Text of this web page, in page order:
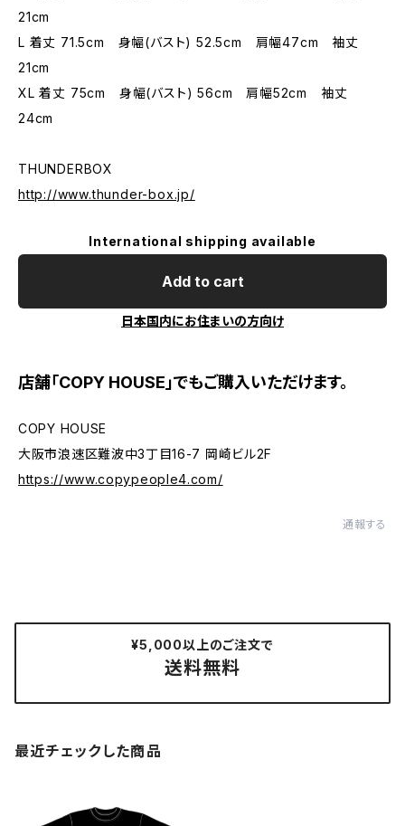
21cm
L 着丈 71.5cm 身幅(バスト) 52.5cm 肩幅47cm 袖丈
21cm
XL 着丈 75cm 身幅(バスト) 56cm 肩幅52cm 袖丈
24cm
THUNDERBOX
http://www.thunder-box.jp/
International shipping available
Add to cart
日本国内にお住まいの方向け
店舗「COPY HOUSE」でもご購入いただけます。
COPY HOUSE
大阪市浪速区難波中3丁目16-7 岡崎ビル2F
https://www.copypeople4.com/
通報する
¥5,000以上のご注文で
送料無料
最近チェックした商品